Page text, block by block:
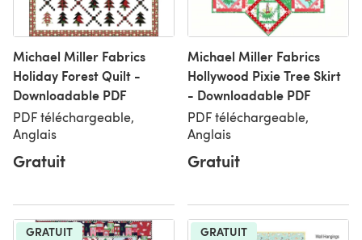
Michael Miller Fabrics
Holiday Forest Quilt -
Downloadable PDF
PDF téléchargeable,
Anglais
Gratuit
Michael Miller Fabrics
Hollywood Pixie Tree Skirt
- Downloadable PDF
PDF téléchargeable,
Anglais
Gratuit
GRATUIT GRATUIT